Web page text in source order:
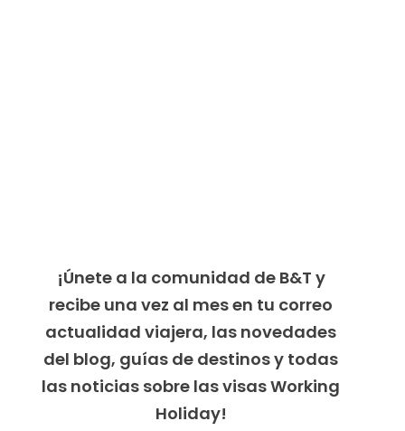
¡Únete a la comunidad de B&T y
recibe una vez al mes en tu correo
actualidad viajera, las novedades
del blog, guías de destinos y todas
las noticias sobre las visas Working
Holiday!